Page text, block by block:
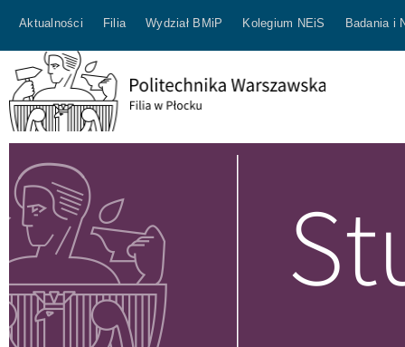
Aktualności Filia Wydział BMiP Kolegium NEiS Badania i